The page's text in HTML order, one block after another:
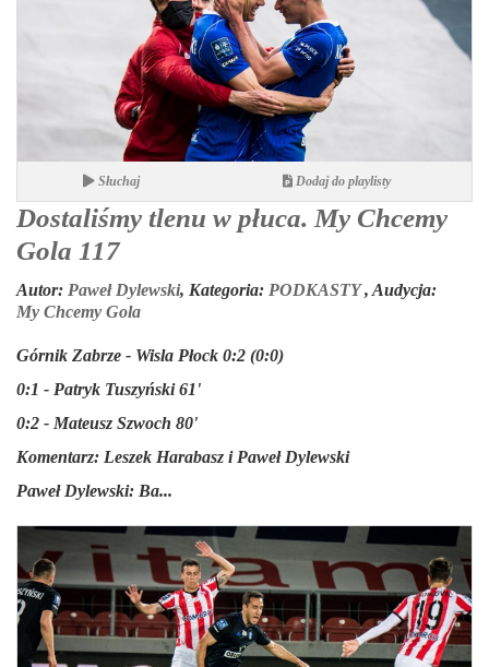
Słuchaj Dodaj do playlisty
Dostaliśmy tlenu w płuca. My Chcemy
Gola 117
Autor: Paweł Dylewski, Kategoria: PODKASTY, Audycja:
My Chcemy Gola
Górnik Zabrze - Wisla Płock 0:2 (0:0)
0:1 - Patryk Tuszyński 61'
0:2 - Mateusz Szwoch 80'
Komentarz: Leszek Harabasz i Paweł Dylewski
Paweł Dylewski: Ba...